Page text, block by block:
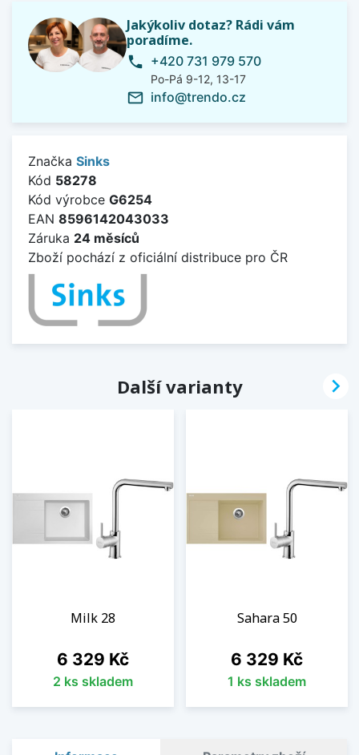
Jakýkoliv dotaz? Rádi vám
poradíme.
phone +420 731 979 570
Po-Pá 9-12, 13-17
mail_outline info@trendo.cz
Značka Sinks
Kód 58278
Kód výrobce G6254
EAN 8596142043033
Záruka 24 měsíců
Zboží pochází z oficiální distribuce pro ČR
Další varianty
Milk 28
Cena
6 329 Kč
2 ks skladem
Sahara 50
Cena
6 329 Kč
1 ks skladem
